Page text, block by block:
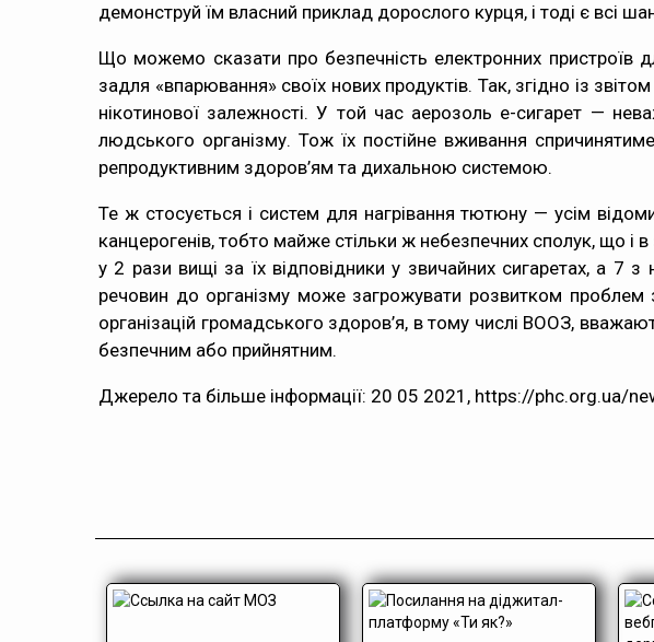
демонструй їм власний приклад дорослого курця, і тоді є всі
Що можемо сказати про безпечність електронних пристроїв
задля «впарювання» своїх нових продуктів. Так, згідно із звітом
нікотинової залежності. У той час аерозоль е-сигарет —
людського організму. Тож їх постійне вживання
репродуктивним здоров’ям та дихальною системою.
Те ж стосується і систем для нагрівання тютюну — усім
канцерогенів, тобто майже стільки ж небезпечних сполук, що і
у 2 рази вищі за їх відповідники у звичайних сигаретах, а 7
речовин до організму може загрожувати розвитком
організацій громадського здоров’я, в тому числі ВООЗ,
безпечним або прийнятним.
Джерело та більше інформації: 20 05 2021, https://phc.org.ua/